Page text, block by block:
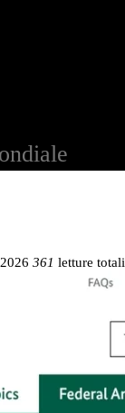
361 letture totali